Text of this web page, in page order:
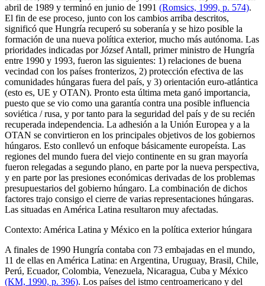
abril de 1989 y terminó en junio de 1991 (Romsics, 1999, p. 574).
El fin de ese proceso, junto con los cambios arriba descritos,
significó que Hungría recuperó su soberanía y se hizo posible la
formación de una nueva política exterior, mucho más autónoma. Las
prioridades indicadas por József Antall, primer ministro de Hungría
entre 1990 y 1993, fueron las siguientes: 1) relaciones de buena
vecindad con los países fronterizos, 2) protección efectiva de las
comunidades húngaras fuera del país, y 3) orientación euro-atlántica
(esto es, UE y OTAN). Pronto esta última meta ganó importancia,
puesto que se vio como una garantía contra una posible influencia
soviética / rusa, y por tanto para la seguridad del país y de su recién
recuperada independencia. La adhesión a la Unión Europea y a la
OTAN se convirtieron en los principales objetivos de los gobiernos
húngaros. Esto conllevó un enfoque básicamente europeísta. Las
regiones del mundo fuera del viejo continente en su gran mayoría
fueron relegadas a segundo plano, en parte por la nueva perspectiva,
y en parte por las presiones económicas derivadas de los problemas
presupuestarios del gobierno húngaro. La combinación de dichos
factores trajo consigo el cierre de varias representaciones húngaras.
Las situadas en América Latina resultaron muy afectadas.
Contexto: América Latina y México en la política exterior húngara
A finales de 1990 Hungría contaba con 73 embajadas en el mundo,
11 de ellas en América Latina: en Argentina, Uruguay, Brasil, Chile,
Perú, Ecuador, Colombia, Venezuela, Nicaragua, Cuba y México
(KM, 1990, p. 396). Los países del istmo centroamericano y del